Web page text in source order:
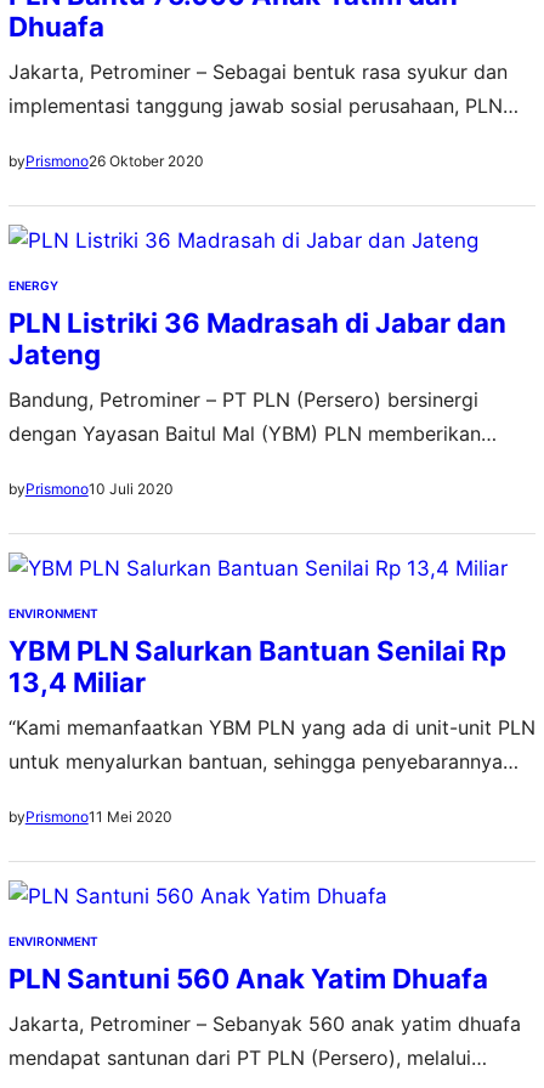
Dhuafa
Jakarta, Petrominer – Sebagai bentuk rasa syukur dan
implementasi tanggung jawab sosial perusahaan, PLN
doa bersama sekaligus menyerahkan santunan kepada
75.000 anak yatim dan dhuafa. Para penerima bantuan
tersebut berasal dari 623 yayasan yang tersebar dari
Sabang sampai Merauke. Penyerahan bantuan secara
simbolis dilakukan secara daring oleh…
byPrismono26 Oktober 2020
ENERGY
PLN Listriki 36 Madrasah di Jabar dan
Jateng
Bandung, Petrominer – PT PLN (Persero) bersinergi
dengan Yayasan Baitul Mal (YBM) PLN memberikan
Jawa Barat dan 3 madrasah di Jawa Tengah. Ini
merupakan salah satu wujud dari komitmen Badan Usaha
Milik Negara (BUMN) mendukung kemajuan pendidikan.
Khusus di Jawa Barat (Jabar), penyalaan listrik dilakukan
secara simbolis…
byPrismono10 Juli 2020
ENVIRONMENT
YBM PLN Salurkan Bantuan Senilai Rp
13,4 Miliar
“Kami memanfaatkan YBM PLN yang ada di unit-unit PLN
untuk menyalurkan bantuan, sehingga penyebarannya
Kalimantan Barat, Agung Murdifi.
byPrismono11 Mei 2020
ENVIRONMENT
PLN Santuni 560 Anak Yatim Dhuafa
Jakarta, Petrominer – Sebanyak 560 anak yatim dhuafa
mendapat santunan dari PT PLN (Persero), melalui